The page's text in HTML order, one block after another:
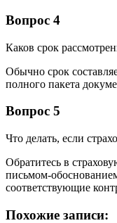
Вопрос 4
Каков срок
Обычно срок
полного пакета
Вопрос 5
Что делать, если
Обратитесь в
письмом-
соответствующие
Похожие записи: